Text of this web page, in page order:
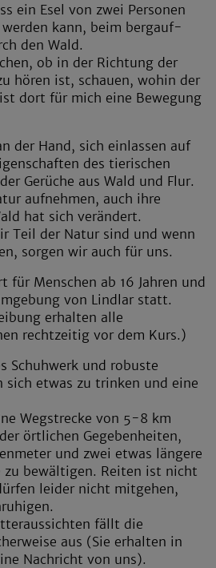
ein Esel von zwei Personen
kann, beim bergauf-
den Wald.
ob in der Richtung der
hören ist, schauen, wohin der
dort für mich eine Bewegung
der Hand, sich einlassen auf
des tierischen
Gerüche aus Wald und Flur.
aufnehmen, auch ihre
hat sich verändert.
Teil der Natur sind und wenn
sorgen wir auch für uns.
für Menschen ab 16 Jahren und
von Lindlar statt.
erhalten alle
rechtzeitig vor dem Kurs.)
Schuhwerk und robuste
sich etwas zu trinken und eine
Wegstrecke von 5-8 km
örtlichen Gegebenheiten,
und zwei etwas längere
zu bewältigen. Reiten ist nicht
leider nicht mitgehen,
fällt die
aus (Sie erhalten in
Nachricht von uns).